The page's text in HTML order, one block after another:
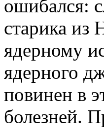
ошибался:
старика
ядерному
ядерного
повинен в
болезней.